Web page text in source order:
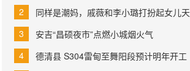
同样是潮妈，戚薇和李小璐打扮起女儿天差地别，
安吉“昌硕夜市”点燃小城烟火气
德清县 S304雷甸至舞阳段预计明年开工